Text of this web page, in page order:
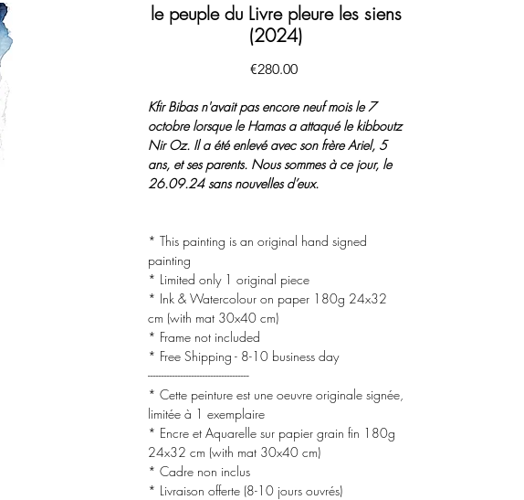
le peuple du Livre pleure les siens
(2024)
€280.00價
Kfir Bibas n'avait pas encore neuf mois le 7
octobre lorsque le Hamas a attaqué le kibboutz
Nir Oz. Il a été enlevé avec son frère Ariel, 5
ans, et ses parents. Nous sommes à ce jour, le
26.09.24 sans nouvelles d’eux.
* This painting is an original hand signed
painting
* Limited only 1 original piece
* Ink & Watercolour on paper 180g 24x32
cm (with mat 30x40 cm)
* Frame not included
* Free Shipping - 8-10 business day
-------------------------------------
* Cette peinture est une oeuvre originale signée,
limitée à 1 exemplaire
* Encre et Aquarelle sur papier grain fin 180g
24x32 cm (with mat 30x40 cm)
* Cadre non inclus
* Livraison offerte (8-10 jours ouvrés)